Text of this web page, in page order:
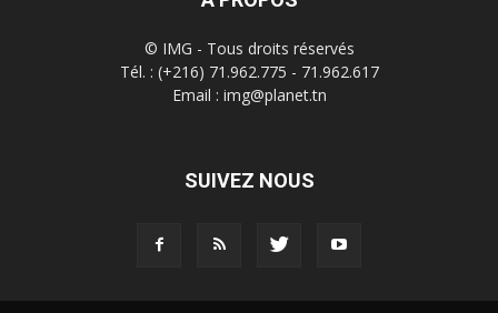
© IMG - Tous droits réservés
Tél. : (+216) 71.962.775 - 71.962.617
Email : img@planet.tn
SUIVEZ NOUS